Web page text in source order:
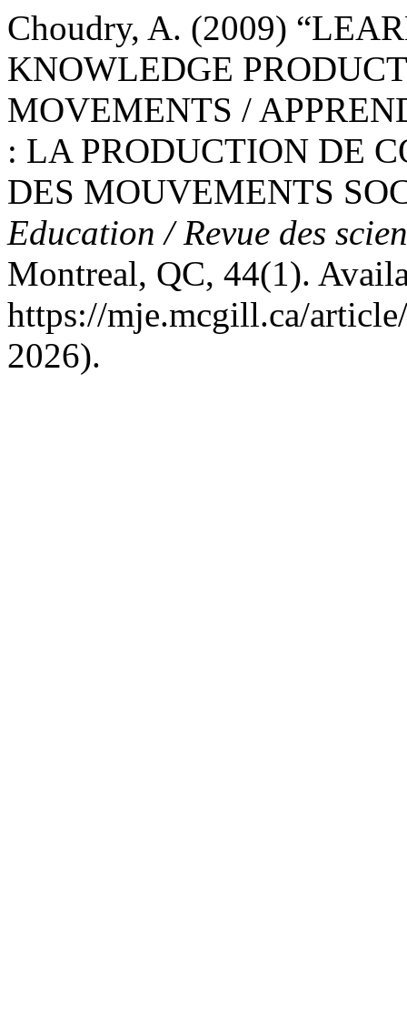
Choudry, A. (2009)
KNOWLEDGE
MOVEMENTS /
: LA PRODUCTION DE
DES MOUVEMENTS
Education / Revue des
Montreal, QC, 44(1).
https://mje.mcgill.ca/
2026).